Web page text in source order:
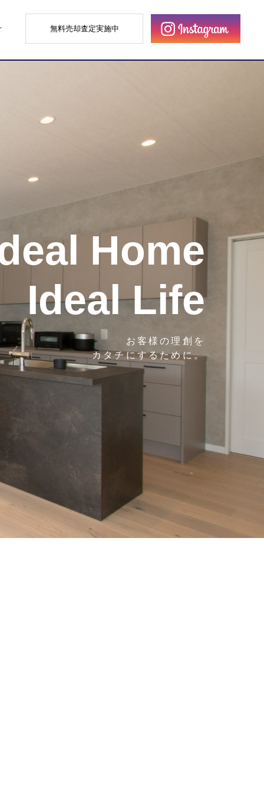
無料売却査定実施中
Home
Ideal Life
お客様の理創を
カタチにするために。